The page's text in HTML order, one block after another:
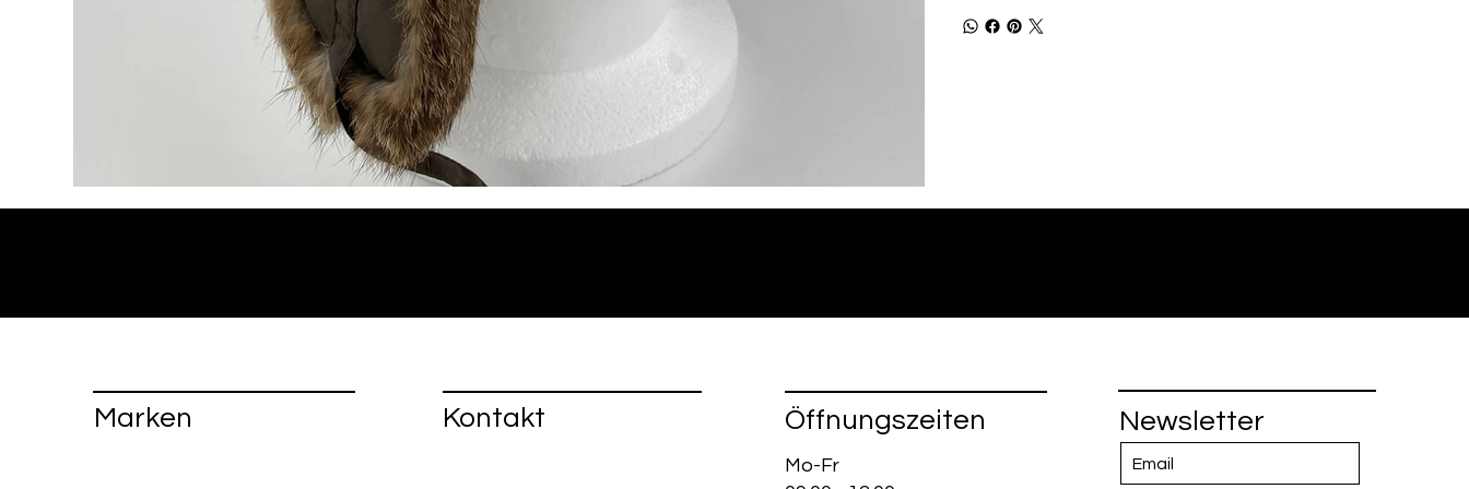
Marken Kontakt Öffnungszeiten
Mo-Fr
Newsletter